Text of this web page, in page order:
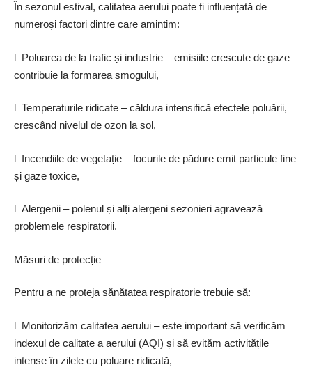
În sezonul estival, calitatea aerului poate fi influențată de
numeroși factori dintre care amintim:
l Poluarea de la trafic și industrie – emisiile crescute de gaze
contribuie la formarea smogului,
l Temperaturile ridicate – căldura intensifică efectele poluării,
crescând nivelul de ozon la sol,
l Incendiile de vegetație – focurile de pădure emit particule fine
și gaze toxice,
l Alergenii – polenul și alți alergeni sezonieri agravează
problemele respiratorii.
Măsuri de protecție
Pentru a ne proteja sănătatea respiratorie trebuie să:
l Monitorizăm calitatea aerului – este important să verificăm
indexul de calitate a aerului (AQI) și să evităm activitățile
intense în zilele cu poluare ridicată,